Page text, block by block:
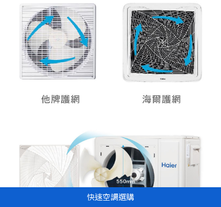
快速空調選購